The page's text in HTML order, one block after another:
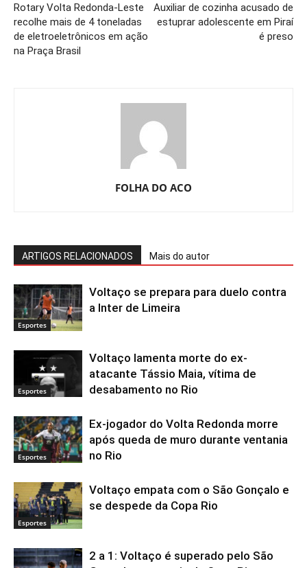
Rotary Volta Redonda-Leste
recolhe mais de 4 toneladas
de eletroeletrônicos em ação
na Praça Brasil
Auxiliar de cozinha acusado de
estuprar adolescente em Piraí
é preso
FOLHA DO ACO
ARTIGOS RELACIONADOS Mais do autor
Esportes
Voltaço se prepara para duelo contra
a Inter de Limeira
Esportes
Voltaço lamenta morte do ex-
atacante Tássio Maia, vítima de
desabamento no Rio
Esportes
Ex-jogador do Volta Redonda morre
após queda de muro durante ventania
no Rio
Esportes
Voltaço empata com o São Gonçalo e
se despede da Copa Rio
2 a 1: Voltaço é superado pelo São